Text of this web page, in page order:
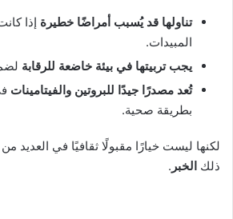
تناولها قد يُسبب أمراضًا خطيرة إذا
المبيدات.
يجب تربيتها في بيئة خاضعة للرقابة
تُعد مصدرًا جيدًا للبروتين والفيتامينات
بطريقة صحية.
لكنها ليست خيارًا مقبولًا ثقافيًا في العديد
ذلك الخبر .